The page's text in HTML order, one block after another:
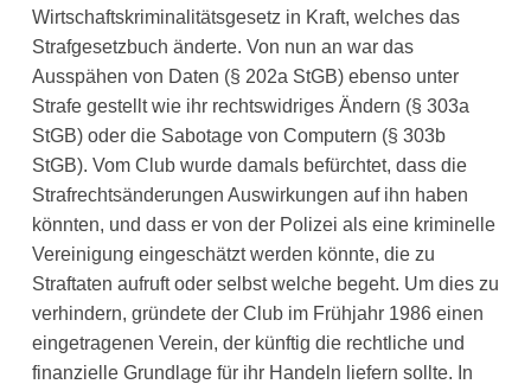
Wirtschaftskriminalitätsgesetz in Kraft, welches das
Strafgesetzbuch änderte. Von nun an war das
Ausspähen von Daten (§ 202a StGB) ebenso unter
Strafe gestellt wie ihr rechtswidriges Ändern (§ 303a
StGB) oder die Sabotage von Computern (§ 303b
StGB). Vom Club wurde damals befürchtet, dass die
Strafrechtsänderungen Auswirkungen auf ihn haben
könnten, und dass er von der Polizei als eine kriminelle
Vereinigung eingeschätzt werden könnte, die zu
Straftaten aufruft oder selbst welche begeht. Um dies zu
verhindern, gründete der Club im Frühjahr 1986 einen
eingetragenen Verein, der künftig die rechtliche und
finanzielle Grundlage für ihr Handeln liefern sollte. In